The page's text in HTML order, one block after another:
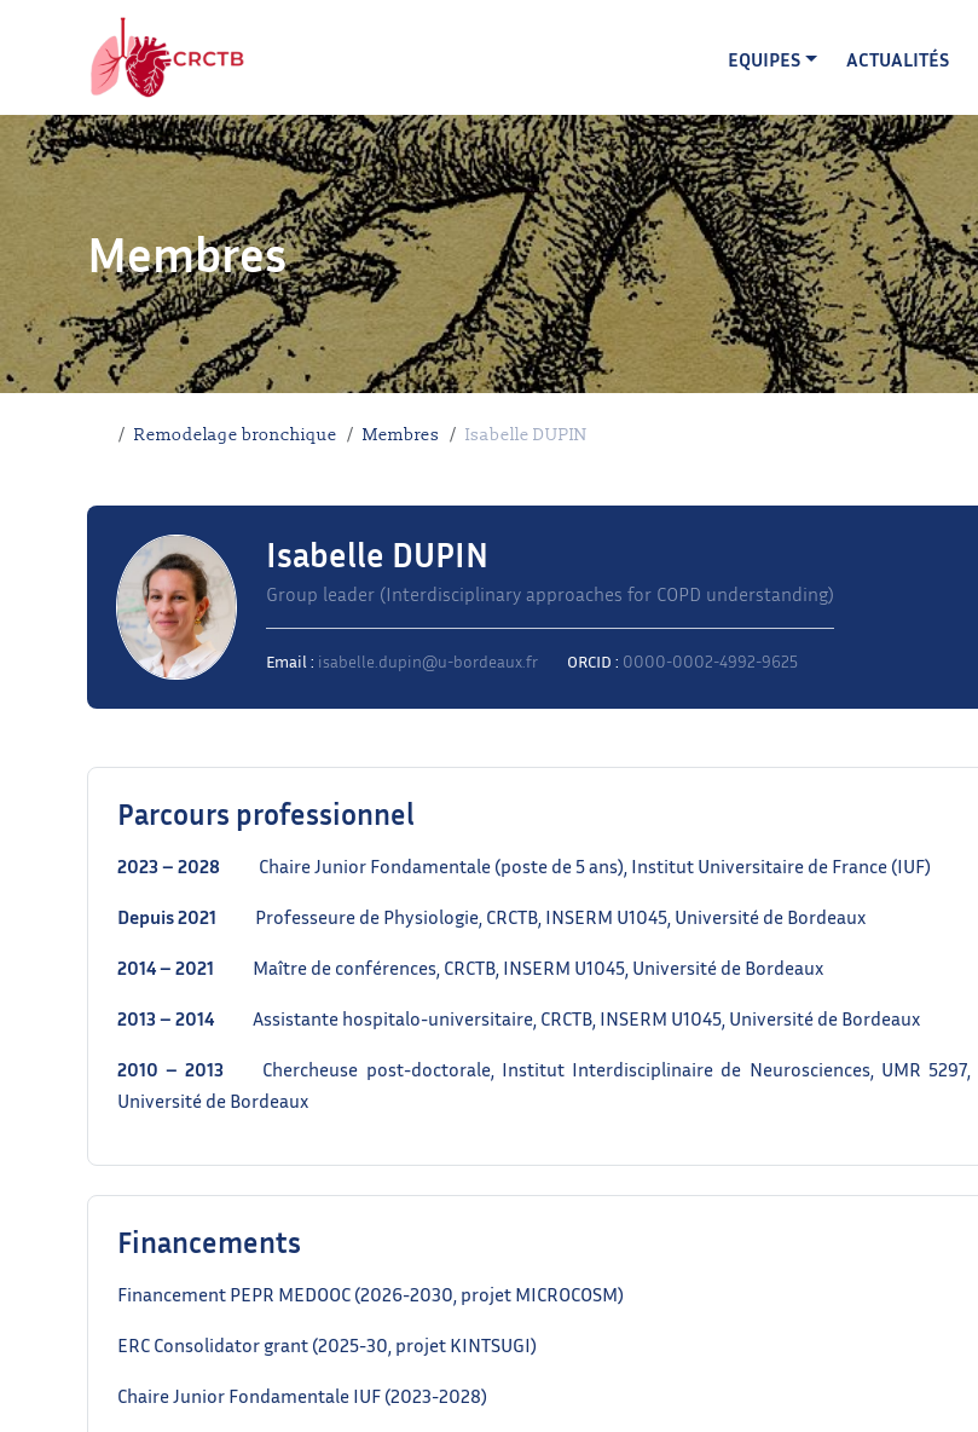
Aller au contenu
EQUIPES
ACTUALITÉS
Membres
Accueil
Remodelage bronchique Membres Isabelle DUPIN
Isabelle DUPIN
Group leader (Interdisciplinary approaches for COPD understanding)
Email : isabelle.dupin@u-bordeaux.fr ORCID : 0000-0002-4992-9625
Parcours professionnel
2023 – 2028 Chaire Junior Fondamentale (poste de 5 ans), Institut Universitaire de France (IUF)
Depuis 2021 Professeure de Physiologie, CRCTB, INSERM U1045, Université de Bordeaux
2014 – 2021 Maître de conférences, CRCTB, INSERM U1045, Université de Bordeaux
2013 – 2014 Assistante hospitalo-universitaire, CRCTB, INSERM U1045, Université de Bordeaux
2010 – 2013 Chercheuse post-doctorale, Institut Interdisciplinaire de Neurosciences, UMR 5297,
Université de Bordeaux
Financements
Financement PEPR MEDOOC (2026-2030, projet MICROCOSM)
ERC Consolidator grant (2025-30, projet KINTSUGI)
Chaire Junior Fondamentale IUF (2023-2028)